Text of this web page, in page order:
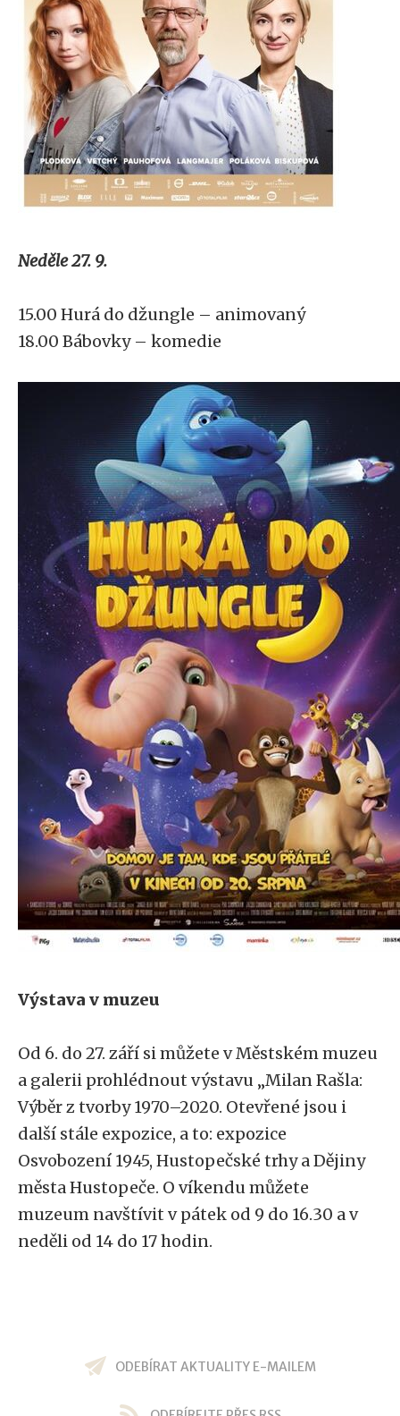
Neděle 27. 9.
15.00 Hurá do džungle – animovaný
18.00 Bábovky – komedie
Výstava v muzeu
Od 6. do 27. září si můžete v Městském muzeu
a galerii prohlédnout výstavu „Milan Rašla:
Výběr z tvorby 1970–2020. Otevřené jsou i
další stále expozice, a to: expozice
Osvobození 1945, Hustopečské trhy a Dějiny
města Hustopeče. O víkendu můžete
muzeum navštívit v pátek od 9 do 16.30 a v
neděli od 14 do 17 hodin.
ODEBÍRAT AKTUALITY E-MAILEM